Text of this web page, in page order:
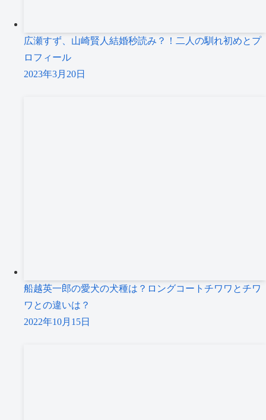
広瀬すず、山崎賢人結婚秒読み？！二人の馴れ初めとプ
ロフィール
2023年3月20日
船越英一郎の愛犬の犬種は？ロングコートチワワとチワ
ワとの違いは？
2022年10月15日